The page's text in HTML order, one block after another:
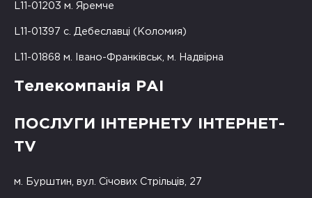
L11-01203 м. Яремче
L11-01397 с. Дебеславці (Коломия)
L11-01868 м. Івано-Франківськ, м. Надвірна
Телекомпанія РАІ
ПОСЛУГИ ІНТЕРНЕТУ ІНТЕРНЕТ-
TV
м. Бурштин, вул. Січових Стрільців, 27